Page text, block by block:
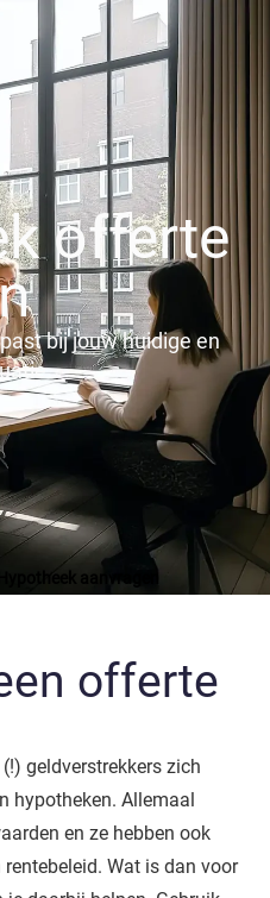
offerte
bij jouw huidige en
Hypotheek aanvragen
offerte
geldverstrekkers zich
hypotheken. Allemaal
en ze hebben ook
Wat is dan voor